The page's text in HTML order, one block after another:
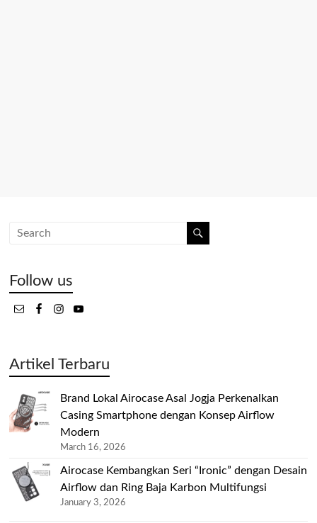
Follow us
Artikel Terbaru
Brand Lokal Airocase Asal Jogja Perkenalkan
Casing Smartphone dengan Konsep Airflow
Modern
March 16, 2026
Airocase Kembangkan Seri “Ironic” dengan Desain
Airflow dan Ring Baja Karbon Multifungsi
January 3, 2026